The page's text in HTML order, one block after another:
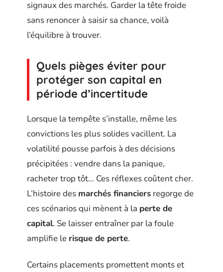
signaux des marchés. Garder la tête froide
sans renoncer à saisir sa chance, voilà
l’équilibre à trouver.
Quels pièges éviter pour
protéger son capital en
période d’incertitude
Lorsque la tempête s’installe, même les
convictions les plus solides vacillent. La
volatilité pousse parfois à des décisions
précipitées : vendre dans la panique,
racheter trop tôt… Ces réflexes coûtent cher.
L’histoire des marchés financiers regorge de
ces scénarios qui mènent à la perte de
capital. Se laisser entraîner par la foule
amplifie le risque de perte.
Certains placements promettent monts et